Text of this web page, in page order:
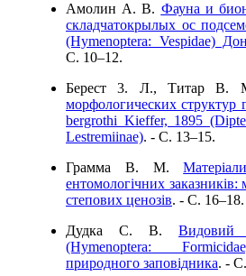
Амолин А. В. Фауна и
складчатокрылых ос
(Hymenoptera: Vespidae)
C. 10–12.
Берест 3. Л., Титар В.
морфологических структур
bergrothi Kieffer, 1895
Lestremiinae). - C. 13–15.
Грамма В. М.
ентомологічних заказників:
степових ценозів. - C. 16–18.
Дудка С. В. Видовий
(Hymenoptera:
природного заповідника. -